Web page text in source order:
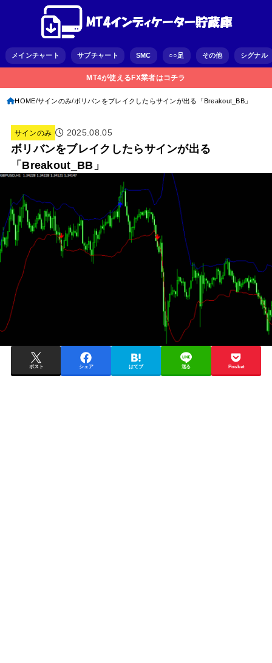
メインチャート サブチャート SMC ○○足 その他 シグナル
MT4が使えるFX業者はコチラ
HOME サインのみ ボリバンをブレイクしたらサインが出る「Breakout_BB」
サインのみ 2025.08.05
ボリバンをブレイクしたらサインが出る
「Breakout_BB」
ポスト シェア はてブ 送る Pocket